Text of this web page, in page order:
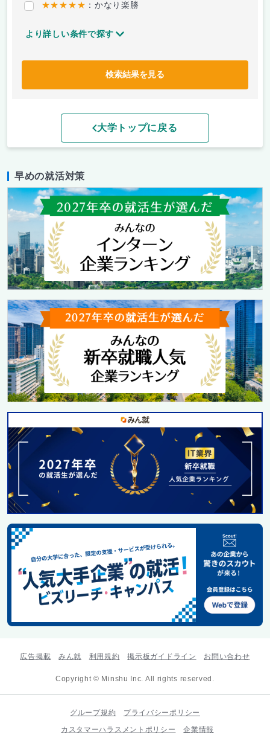
★★★★★ ：かなり楽勝
より詳しい条件で探す
検索結果を見る
大学トップに戻る
早めの就活対策
広告掲載 みん就 利用規約 掲示板ガイドライン お問い合わせ
Copyright © Minshu Inc. All rights reserved.
グループ規約
プライバシーポリシー
カスタマーハラスメントポリシー
企業情報